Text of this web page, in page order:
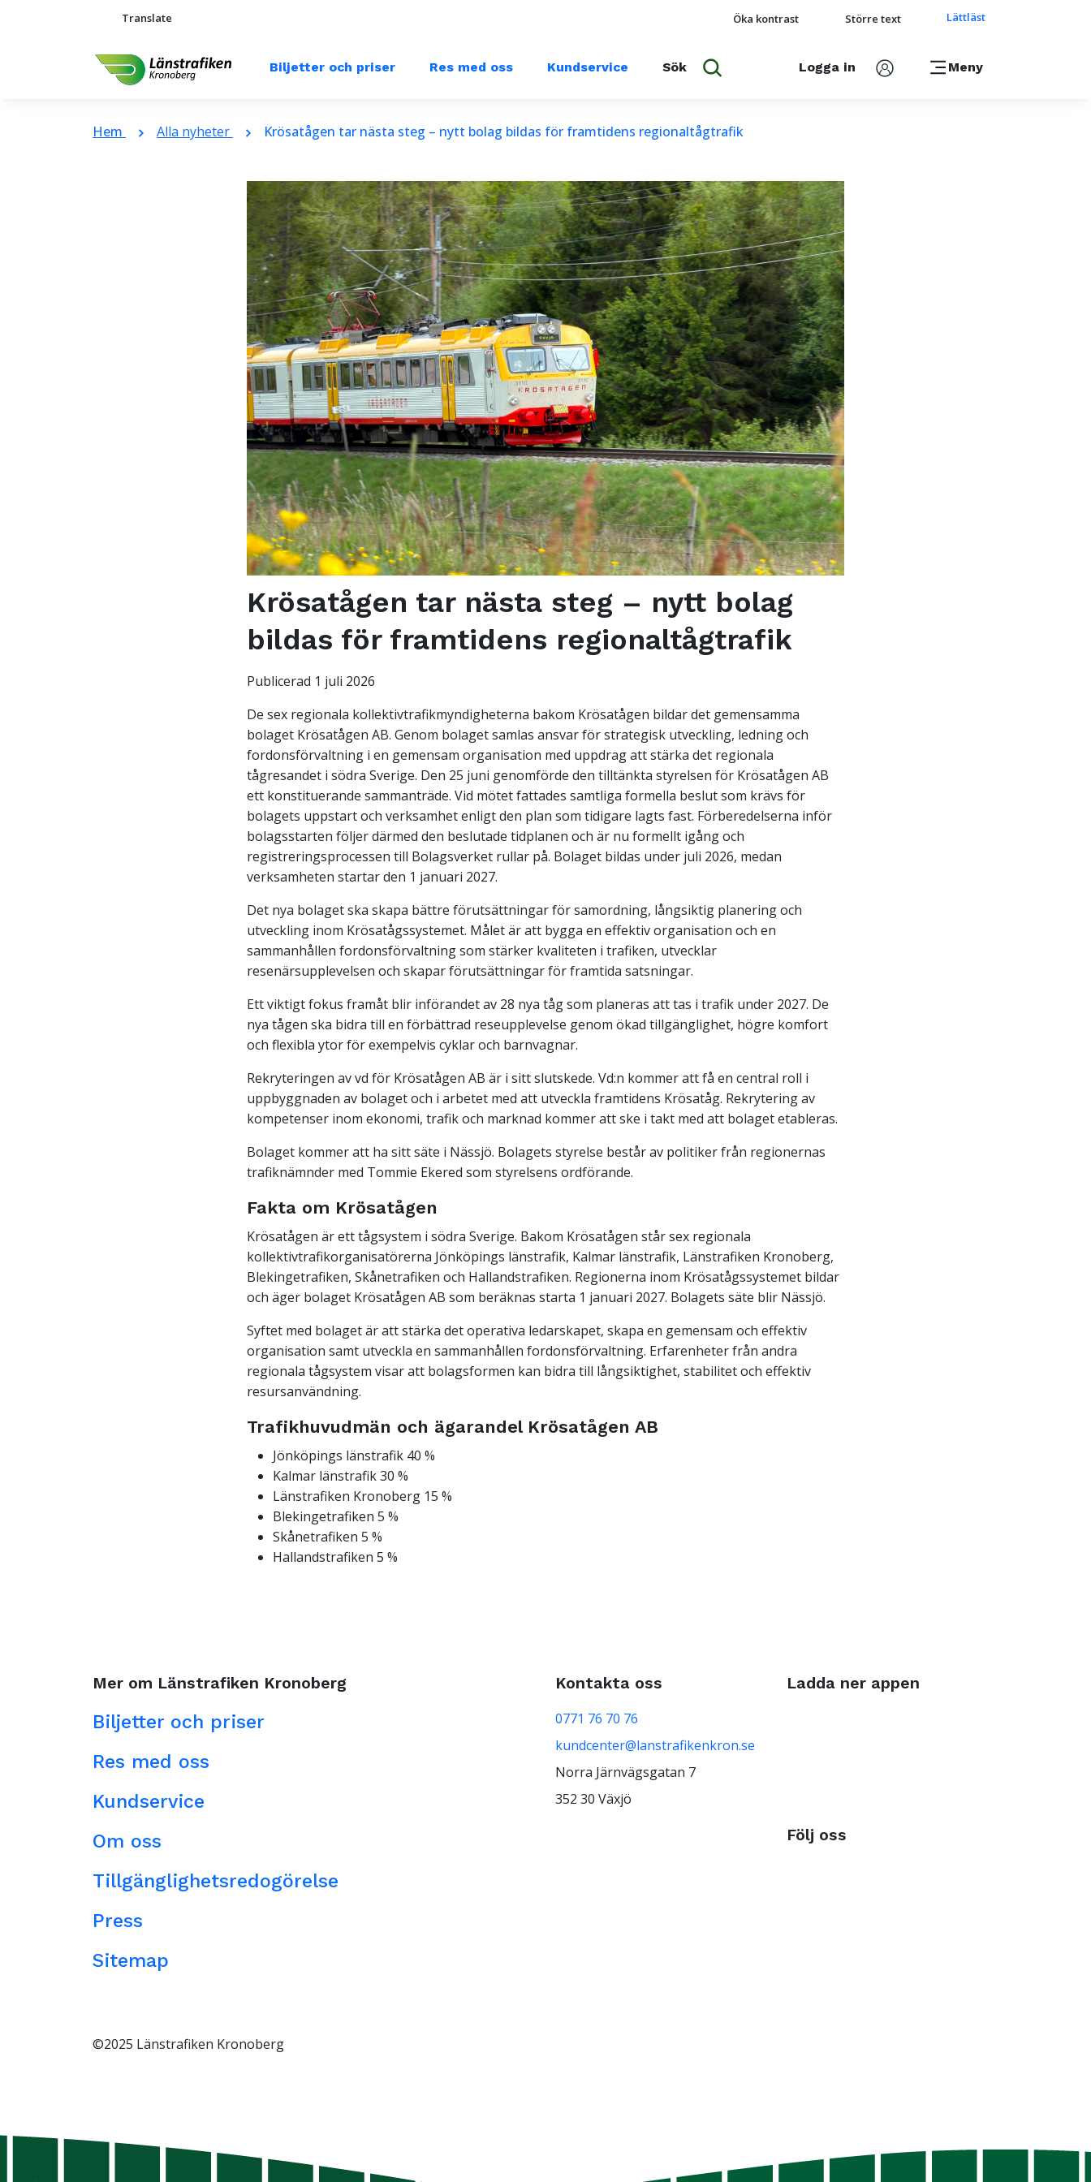
Translate Öka kontrast Större text Lättläst
Biljetter och priser Res med oss Kundservice Sök Logga in Meny
Hem chevron_right Alla nyheter chevron_right Krösatågen tar nästa steg – nytt bolag bildas för framtidens regionaltågtrafik
Krösatågen tar nästa steg – nytt bolag
bildas för framtidens regionaltågtrafik
Publicerad 1 juli 2026
De sex regionala kollektivtrafikmyndigheterna bakom Krösatågen bildar det gemensamma
bolaget Krösatågen AB. Genom bolaget samlas ansvar för strategisk utveckling, ledning och
fordonsförvaltning i en gemensam organisation med uppdrag att stärka det regionala
tågresandet i södra Sverige. Den 25 juni genomförde den tilltänkta styrelsen för Krösatågen AB
ett konstituerande sammanträde. Vid mötet fattades samtliga formella beslut som krävs för
bolagets uppstart och verksamhet enligt den plan som tidigare lagts fast. Förberedelserna inför
bolagsstarten följer därmed den beslutade tidplanen och är nu formellt igång och
registreringsprocessen till Bolagsverket rullar på. Bolaget bildas under juli 2026, medan
verksamheten startar den 1 januari 2027.
Det nya bolaget ska skapa bättre förutsättningar för samordning, långsiktig planering och
utveckling inom Krösatågssystemet. Målet är att bygga en effektiv organisation och en
sammanhållen fordonsförvaltning som stärker kvaliteten i trafiken, utvecklar
resenärsupplevelsen och skapar förutsättningar för framtida satsningar.
Ett viktigt fokus framåt blir införandet av 28 nya tåg som planeras att tas i trafik under 2027. De
nya tågen ska bidra till en förbättrad reseupplevelse genom ökad tillgänglighet, högre komfort
och flexibla ytor för exempelvis cyklar och barnvagnar.
Rekryteringen av vd för Krösatågen AB är i sitt slutskede. Vd:n kommer att få en central roll i
uppbyggnaden av bolaget och i arbetet med att utveckla framtidens Krösatåg. Rekrytering av
kompetenser inom ekonomi, trafik och marknad kommer att ske i takt med att bolaget etableras.
Bolaget kommer att ha sitt säte i Nässjö. Bolagets styrelse består av politiker från regionernas
trafiknämnder med Tommie Ekered som styrelsens ordförande.
Fakta om Krösatågen
Krösatågen är ett tågsystem i södra Sverige. Bakom Krösatågen står sex regionala
kollektivtrafikorganisatörerna Jönköpings länstrafik, Kalmar länstrafik, Länstrafiken Kronoberg,
Blekingetrafiken, Skånetrafiken och Hallandstrafiken. Regionerna inom Krösatågssystemet bildar
och äger bolaget Krösatågen AB som beräknas starta 1 januari 2027. Bolagets säte blir Nässjö.
Syftet med bolaget är att stärka det operativa ledarskapet, skapa en gemensam och effektiv
organisation samt utveckla en sammanhållen fordonsförvaltning. Erfarenheter från andra
regionala tågsystem visar att bolagsformen kan bidra till långsiktighet, stabilitet och effektiv
resursanvändning.
Trafikhuvudmän och ägarandel Krösatågen AB
Jönköpings länstrafik 40 %
Kalmar länstrafik 30 %
Länstrafiken Kronoberg 15 %
Blekingetrafiken 5 %
Skånetrafiken 5 %
Hallandstrafiken 5 %
Mer om Länstrafiken Kronoberg
Biljetter och priser
Res med oss
Kundservice
Om oss
Tillgänglighetsredogörelse
Press
Sitemap
Kontakta oss
0771 76 70 76
kundcenter@lanstrafikenkron.se
Norra Järnvägsgatan 7
352 30 Växjö
Ladda ner appen
Följ oss
©2025 Länstrafiken Kronoberg